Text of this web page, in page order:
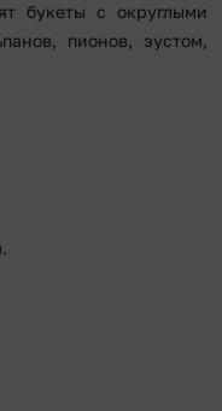
букеты с округлыми
пионов, эустом,